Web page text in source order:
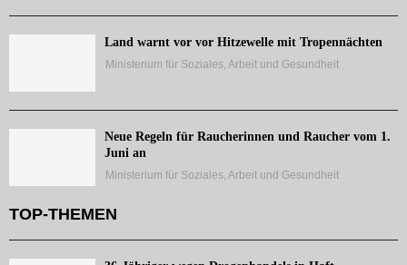
Land warnt vor vor Hitzewelle mit Tropennächten
Ministerium für Soziales, Arbeit und Gesundheit
Neue Regeln für Raucherinnen und Raucher vom 1.
Juni an
Ministerium für Soziales, Arbeit und Gesundheit
TOP-THEMEN